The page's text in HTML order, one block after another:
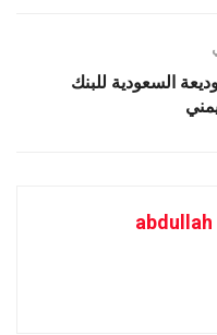
السعودية للبنك
abdullah